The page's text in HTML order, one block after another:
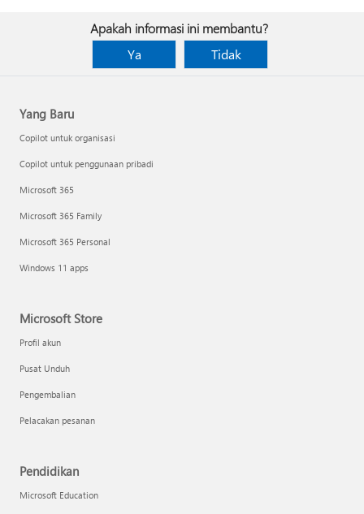
Apakah informasi ini membantu?
Ya
Tidak
Yang Baru
Copilot untuk organisasi
Copilot untuk penggunaan pribadi
Microsoft 365
Microsoft 365 Family
Microsoft 365 Personal
Windows 11 apps
Microsoft Store
Profil akun
Pusat Unduh
Pengembalian
Pelacakan pesanan
Pendidikan
Microsoft Education